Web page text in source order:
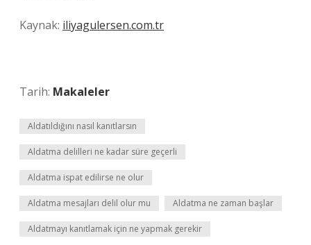
Kaynak: iliyagulersen.com.tr
Tarih: Makaleler
Aldatıldığını nasıl kanıtlarsın
Aldatma delilleri ne kadar süre geçerli
Aldatma ispat edilirse ne olur
Aldatma mesajları delil olur mu Aldatma ne zaman başlar
Aldatmayı kanıtlamak için ne yapmak gerekir